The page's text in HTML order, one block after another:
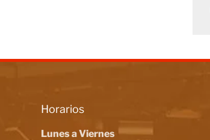
Horarios
Lunes a Viernes